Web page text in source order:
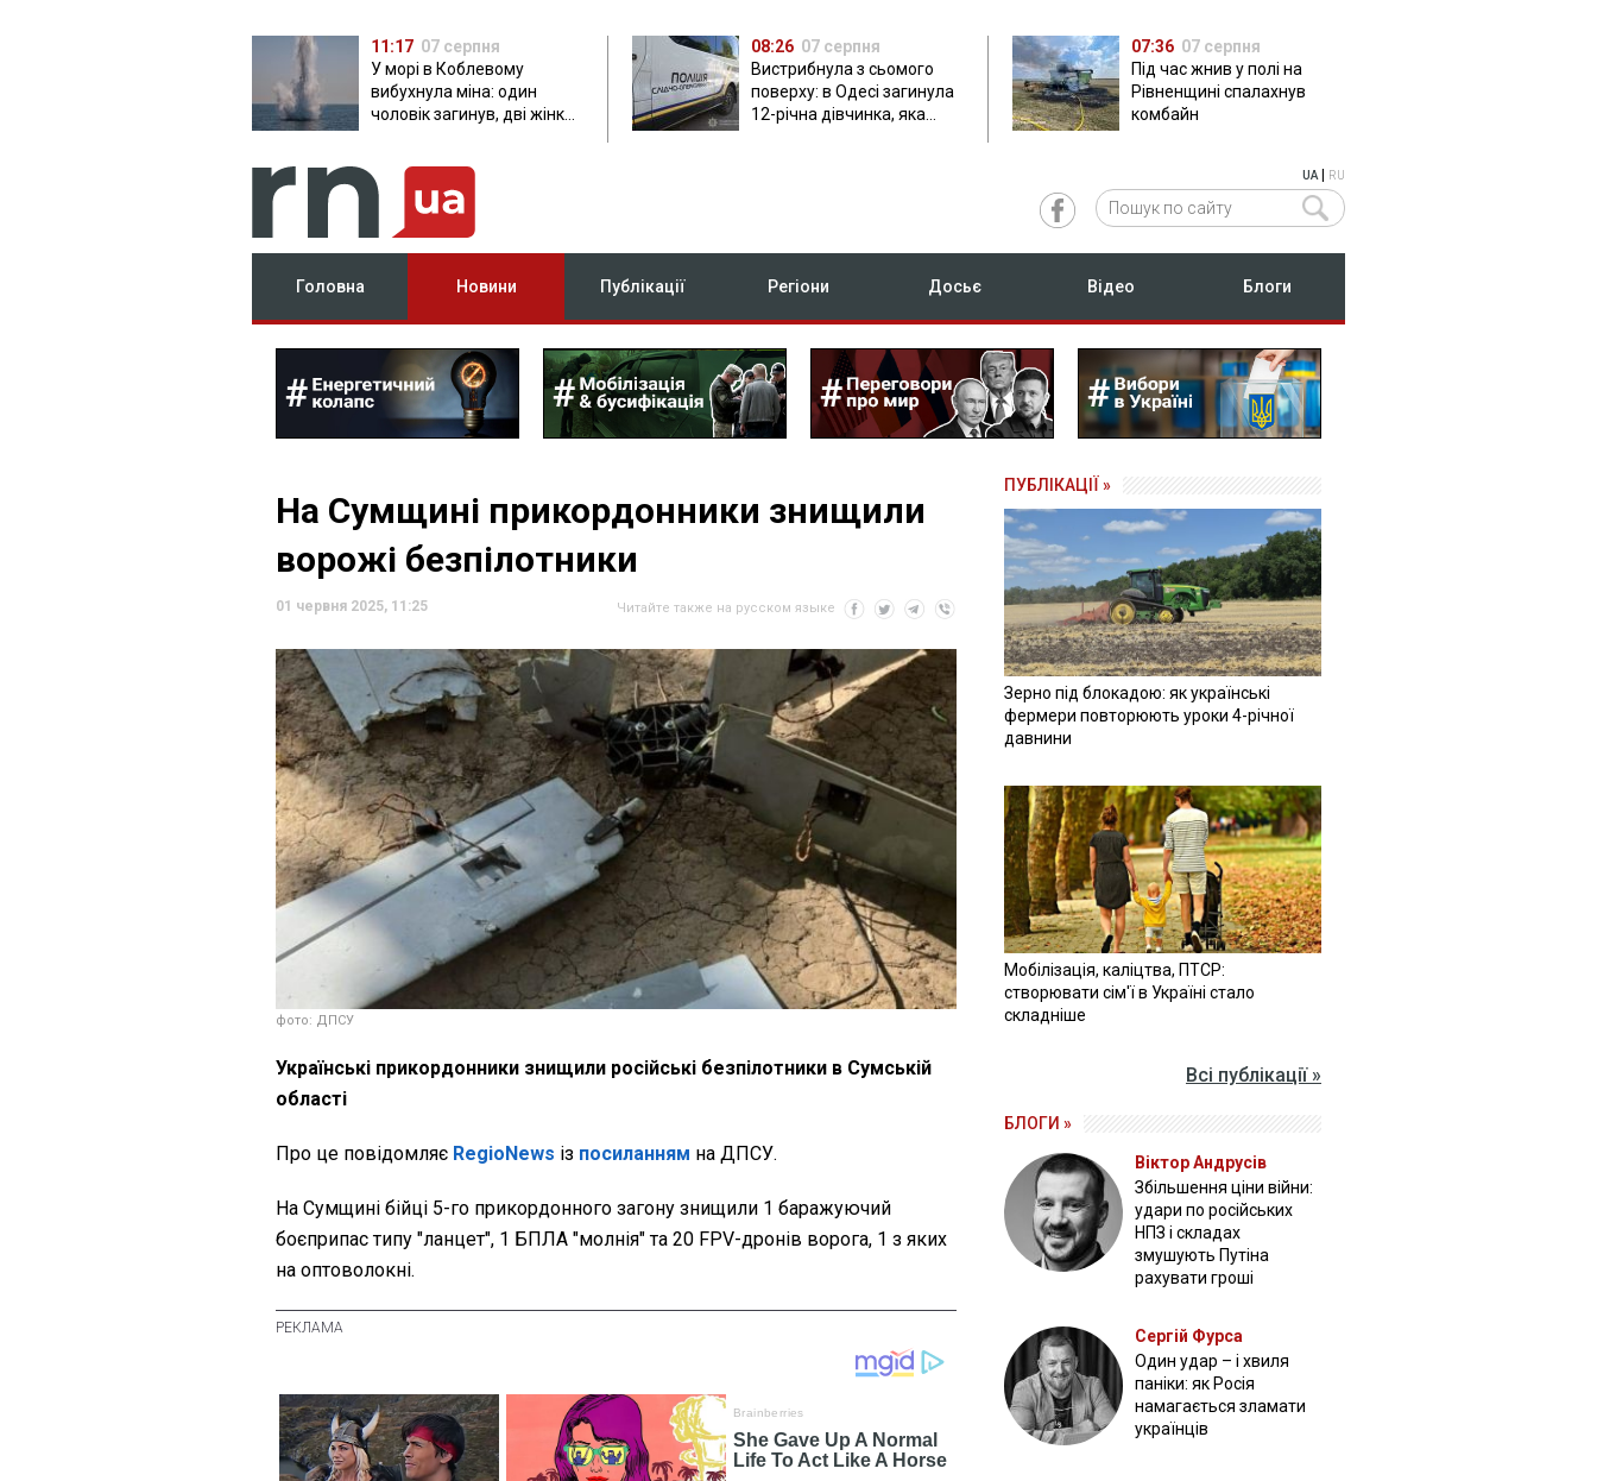
11:17 07 серпня
У морі в Коблевому
вибухнула міна: один
чоловік загинув, дві жінки
08:26 07 серпня
Вистрибнула з сьомого
поверху: в Одесі загинула
12-річна дівчинка, яка
07:36 07 серпня
Під час жнив у полі на
Рівненщині спалахнув
комбайн
UA| RU
Головна Новини Публікації Регіони Досьє Відео Блоги
На Сумщині прикордонники знищили
ворожі безпілотники
01 червня 2025, 11:25 Читайте также на русском языке
фото: ДПСУ
Українські прикордонники знищили російські безпілотники в Сумській
області
Про це повідомляє RegioNews із посиланням на ДПСУ.
На Сумщині бійці 5-го прикордонного загону знищили 1 баражуючий
боєприпас типу "ланцет", 1 БПЛА "молнія" та 20 FPV-дронів ворога, 1 з яких
на оптоволокні.
ПУБЛІКАЦІЇ »
Зерно під блокадою: як українські
фермери повторюють уроки 4-річної
давнини
Мобілізація, каліцтва, ПТСР:
створювати сім'ї в Україні стало
складніше
Всі публікації »
БЛОГИ »
Віктор Андрусів
Збільшення ціни війни:
удари по російських
НПЗ і складах
змушують Путіна
рахувати гроші
Сергій Фурса
Один удар – і хвиля
паніки: як Росія
намагається зламати
українців